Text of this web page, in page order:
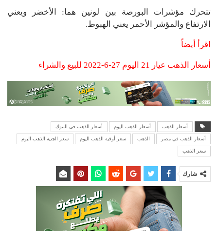
تتحرك مؤشرات البورصة بين لونين هما: الأخضر ويعني
الارتفاع والمؤشر الأحمر يعني الهبوط.
اقرأ أيضاً
أسعار الذهب عيار 21 اليوم 27-6-2022 للبيع والشراء
أسعار الذهب أسعار الذهب اليوم أسعار الذهب في البنوك
أسعار الذهب في مصر الذهب سعر أوقية الذهب اليوم سعر الجنيه الذهب اليوم
سعر الذهب
شارك